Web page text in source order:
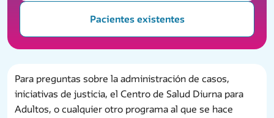
Pacientes existentes
Para preguntas sobre la administración de casos,
iniciativas de justicia, el Centro de Salud Diurna para
Adultos, o cualquier otro programa al que se hace